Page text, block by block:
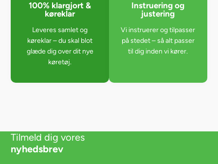
100% klargjort &
køreklar
Leveres samlet og
køreklar – du skal blot
glæde dig over dit nye
køretøj.
Instruering og
justering
Vi instruerer og tilpasser
på stedet – så alt passer
til dig inden vi kører.
Tilmeld dig vores
nyhedsbrev